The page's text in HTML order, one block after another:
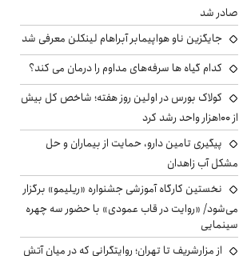
صادر شد
جایگزین ناو هواپیمابر آبراهام لینکلن معرفی شد
کدام گیاه ها سرفه‌های مداوم را درمان می کند؟
کولاک بورس در اولین روز هفته؛ شاخص کل بیش
از ۱۰۰هزار واحد رشد کرد
پیگیری تامین دارو، حمایت از بیماران و حل
مشکل آب زاهدان
نخستین کارگاه آموزشی جشنواره «ریلیمو» برگزار
می‌شود/ «روایت در قاب عمودی» با حضور سه چهره
سینمایی
از مزارشریف تا تهران؛ روایتگرانی که در میان آتش